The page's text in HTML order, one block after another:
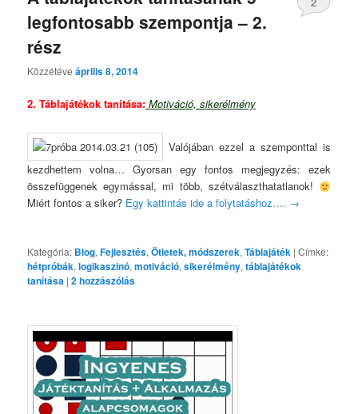
legfontosabb szempontja – 2.
rész
Közzétéveáprilis 8, 2014
2. Táblajátékok tanítása: Motiváció, sikerélmény
Valójában ezzel a szemponttal is
kezdhettem volna… Gyorsan egy fontos megjegyzés: ezek
összefüggenek egymással, mi több, szétválaszthatatlanok!
Miért fontos a siker? Egy kattintás ide a folytatáshoz…. →
Kategória: Blog,Fejlesztés,Ötletek, módszerek,Táblajáték |Címke:
hétpróbák,logikaszinó,motiváció,sikerélmény,táblajátékok
tanítása |2hozzászólás